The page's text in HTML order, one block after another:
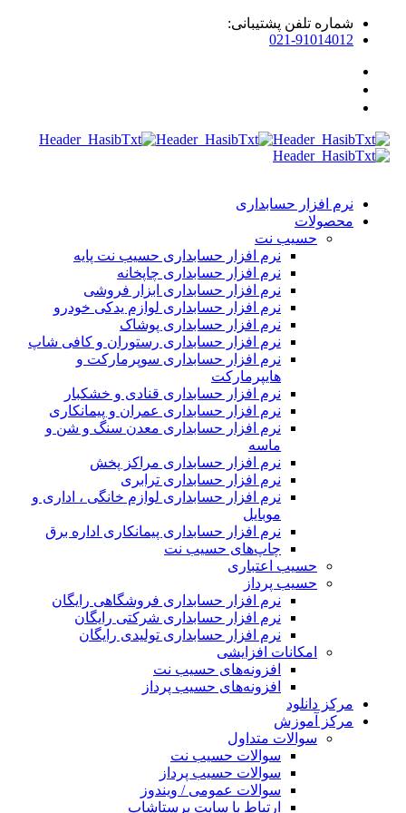
تلفن پشتیبانی:
021-
افزار حسابداری
حسیب نت
نرم افزار حسابداری حسیب نت پایه
نرم افزار حسابداری چاپخانه
نرم افزار حسابداری ابزار فروشی
نرم افزار حسابداری لوازم یدکی خودرو
نرم افزار حسابداری پوشاک
نرم افزار حسابداری رستوران و کافی شاپ
نرم افزار حسابداری سوپرمارکت و
هایپرمارکت
نرم افزار حسابداری قنادی و خشکبار
نرم افزار حسابداری عمران و پیمانکاری
نرم افزار حسابداری معدن سنگ و شن و
نرم افزار حسابداری مراکز پخش
نرم افزار حسابداری ترابری
نرم افزار حسابداری لوازم خانگی ، اداری و
نرم افزار حسابداری پیمانکاری اداره برق
چاپ‌های حسیب نت
حسیب اعتباری
حسیب پرداز
نرم افزار حسابداری فروشگاهی رایگان
نرم افزار حسابداری شرکتی رایگان
نرم افزار حسابداری تولیدی رایگان
امکانات افزایشی
افزونه‌های حسیب نت
افزونه‌های حسیب پرداز
دانلود
آموزش
سوالات متداول
سوالات حسیب نت
سوالات حسیب پرداز
سوالات عمومی / ویندوز
ارتباط با سایت پرستاشاپ